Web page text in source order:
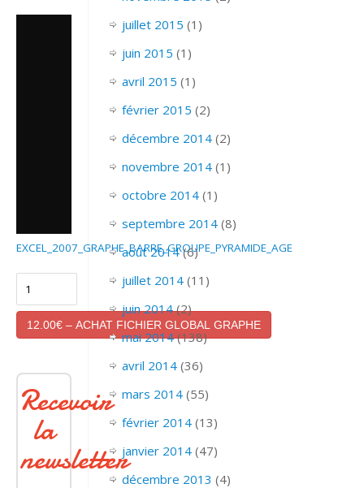
EXCEL_2007_GRAPHE_BARRE_GROUPE_PYRAMIDE_AGE
12.00€ – ACHAT FICHIER GLOBAL GRAPHE
Recevoir
la
newsletter
juillet 2015 (1)
juin 2015 (1)
avril 2015 (1)
février 2015 (2)
décembre 2014(2)
novembre 2014(1)
octobre 2014(1)
septembre 2014(8)
août 2014(6)
juillet 2014(11)
juin 2014(2)
mai 2014(138)
avril 2014(36)
mars 2014(55)
février 2014(13)
janvier 2014(47)
décembre 2013 (4)